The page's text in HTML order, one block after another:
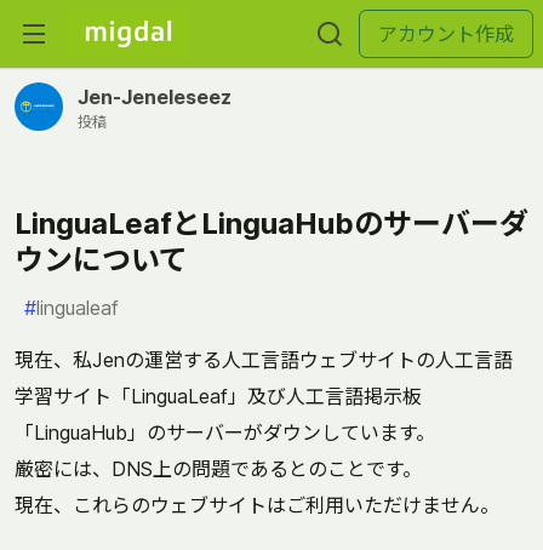
アカウント作成
Jen-Jeneleseez
投稿
LinguaLeafとLinguaHubのサーバーダ
ウンについて
#lingualeaf
現在、私Jenの運営する人工言語ウェブサイトの人工言語
学習サイト「LinguaLeaf」及び人工言語掲示板
「LinguaHub」のサーバーがダウンしています。
厳密には、DNS上の問題であるとのことです。
現在、これらのウェブサイトはご利用いただけません。